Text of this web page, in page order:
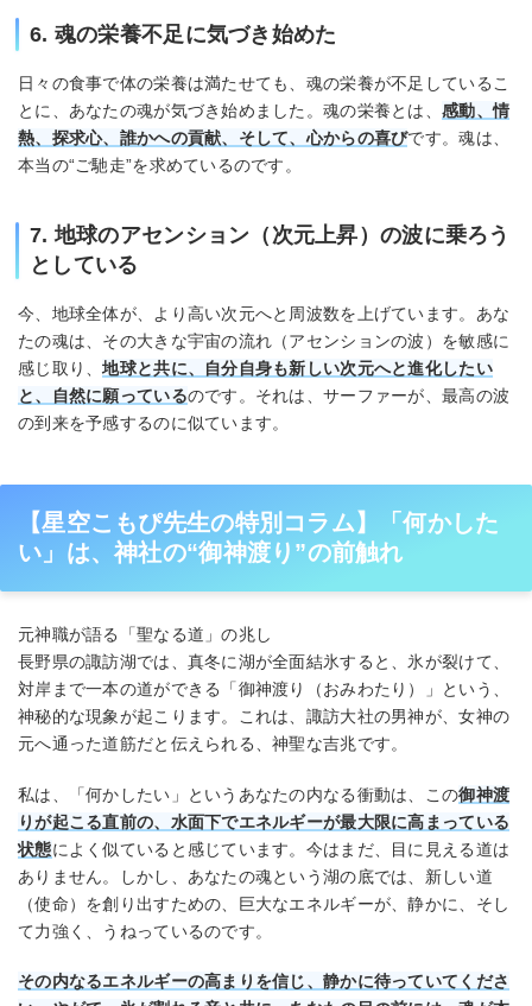
6. 魂の栄養不足に気づき始めた
日々の食事で体の栄養は満たせても、魂の栄養が不足しているこ
とに、あなたの魂が気づき始めました。魂の栄養とは、 感動、情
熱、探求心、誰かへの貢献、そして、心からの喜びです。魂は、
本当の“ご馳走”を求めているのです。
7. 地球のアセンション（次元上昇）の波に乗ろう
としている
今、地球全体が、より高い次元へと周波数を上げています。あな
たの魂は、その大きな宇宙の流れ（アセンションの波）を敏感に
感じ取り、地球と共に、自分自身も新しい次元へと進化したい
と、自然に願っているのです。それは、サーファーが、最高の波
の到来を予感するのに似ています。
【星空こもぴ先生の特別コラム】「何かした
い」は、神社の“御神渡り”の前触れ
元神職が語る「聖なる道」の兆し
長野県の諏訪湖では、真冬に湖が全面結氷すると、氷が裂けて、
対岸まで一本の道ができる「御神渡り（おみわたり）」という、
神秘的な現象が起こります。これは、諏訪大社の男神が、女神の
元へ通った道筋だと伝えられる、神聖な吉兆です。
私は、「何かしたい」というあなたの内なる衝動は、この御神渡
りが起こる直前の、水面下でエネルギーが最大限に高まっている
状態によく似ていると感じています。今はまだ、目に見える道は
ありません。しかし、あなたの魂という湖の底では、新しい道
（使命）を創り出すための、巨大なエネルギーが、静かに、そし
て力強く、うねっているのです。
その内なるエネルギーの高まりを信じ、静かに待っていてくださ